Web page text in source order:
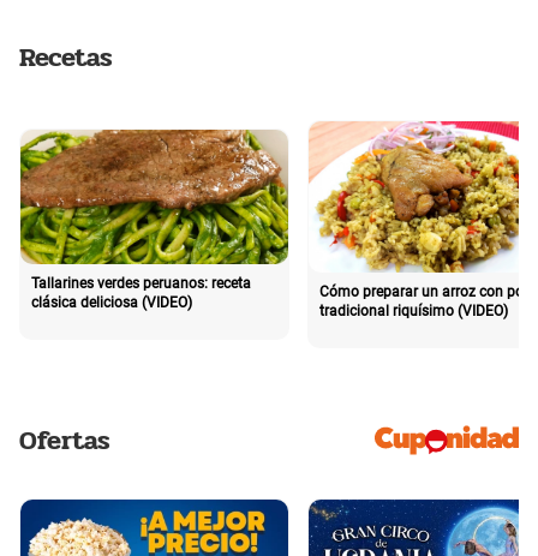
Recetas
Tallarines verdes peruanos: receta
clásica deliciosa (VIDEO)
Cómo preparar un arroz con pollo
tradicional riquísimo (VIDEO)
Ofertas